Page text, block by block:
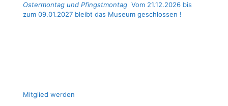
Ostermontag und Pfingstmontag Vom 21.12.2026 bis
zum 09.01.2027 bleibt das Museum geschlossen !
Mit­glied werden